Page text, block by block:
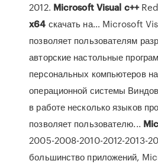
2012. Microsoft Visual c++
x64 скачать на… Microsoft
позволяет пользователям
авторские настольные
персональных компьютеров
операционной системы
в работе несколько языков
позволяет пользователю...
2005-2008-2010-2012-2013-
большинство приложений,